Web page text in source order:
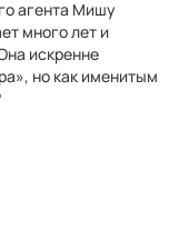
агента Мишу
много лет и
искренне
но как именитым